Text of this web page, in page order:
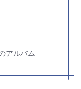
アルバム